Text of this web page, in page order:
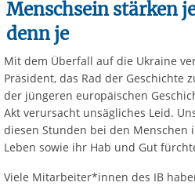
Menschsein stärken
denn je
Mit dem Überfall auf die Ukraine
Präsident, das Rad der Geschichte
der jüngeren europäischen
Akt verursacht unsägliches Leid.
diesen Stunden bei den Menschen
Leben sowie ihr Hab und Gut
Viele Mitarbeiter*innen des IB